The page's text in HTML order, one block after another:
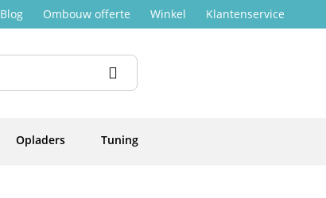
Blog Ombouw offerte Winkel Klantenservice
Opladers Tuning